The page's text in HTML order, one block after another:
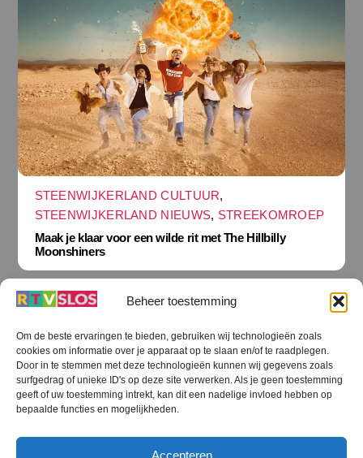
Beheer toestemming
Om de beste ervaringen te bieden, gebruiken wij technologieën zoals
cookies om informatie over je apparaat op te slaan en/of te raadplegen.
Door in te stemmen met deze technologieën kunnen wij gegevens zoals
surfgedrag of unieke ID's op deze site verwerken. Als je geen toestemming
geeft of uw toestemming intrekt, kan dit een nadelige invloed hebben op
bepaalde functies en mogelijkheden.
Accepteren
STEENWIJKERLAND CULTUUR,
STEENWIJKERLAND NIEUWS, STREEKOMROEP
Maak je klaar voor een wilde rit met The Hillbilly
Moonshiners
Terug
naar
boven
RTV SLOS